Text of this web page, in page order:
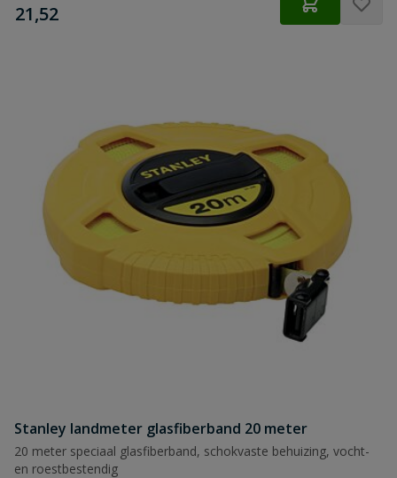
€
21,52
Stanley landmeter glasfiberband 20 meter
20 meter speciaal glasfiberband, schokvaste behuizing, vocht-
en roestbestendig